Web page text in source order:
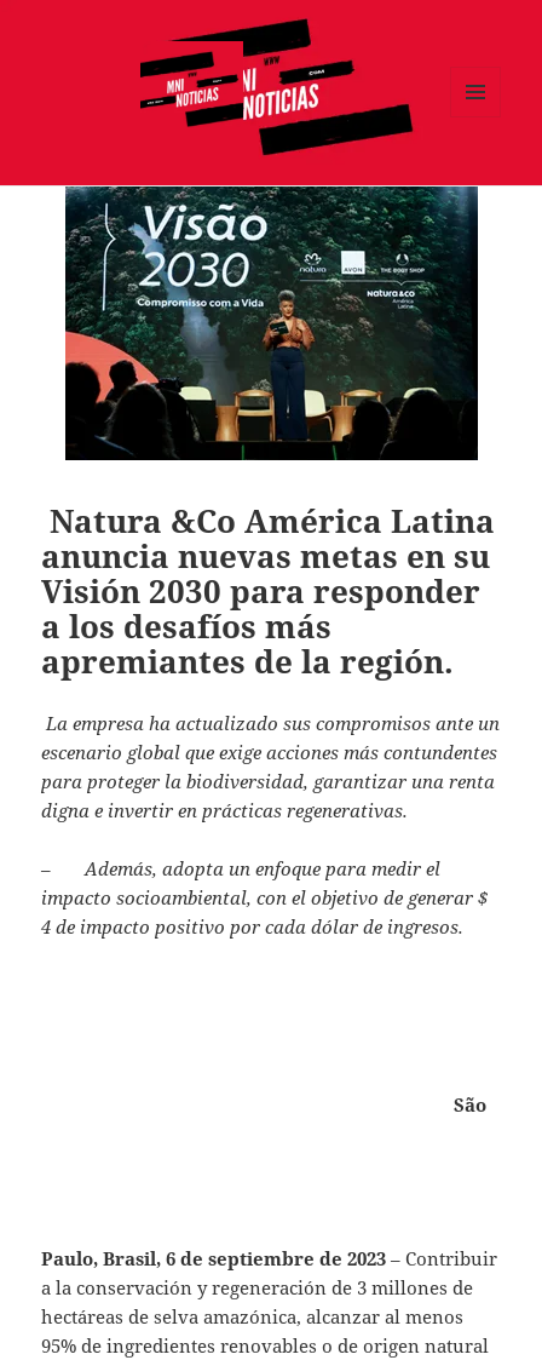
Natura &Co América Latina
anuncia nuevas metas en su
Visión 2030 para responder
a los desafíos más
apremiantes de la región.
La empresa ha actualizado sus compromisos ante un
escenario global que exige acciones más contundentes
para proteger la biodiversidad, garantizar una renta
digna e invertir en prácticas regenerativas.
–Además, adopta un enfoque para medir el
impacto socioambiental, con el objetivo de generar $
4 de impacto positivo por cada dólar de ingresos.
São
Paulo, Brasil, 6 de septiembre de 2023 – Contribuir
a la conservación y regeneración de 3 millones de
hectáreas de selva amazónica, alcanzar al menos
95% de ingredientes renovables o de origen natural